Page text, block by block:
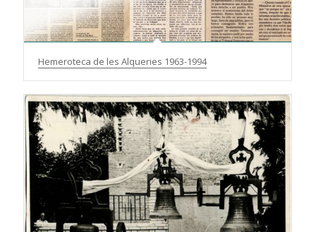
Hemeroteca de les Alqueries 1963-1994